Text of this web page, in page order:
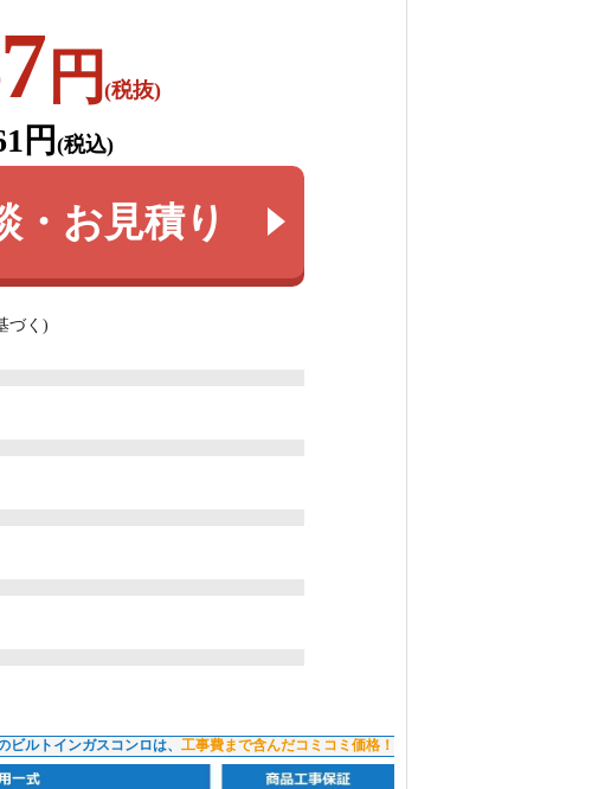
円 (税抜)
円 (税込)
・お見積り
づく)
ビルトインガスコンロは、 工事費まで含んだコミコミ価格！